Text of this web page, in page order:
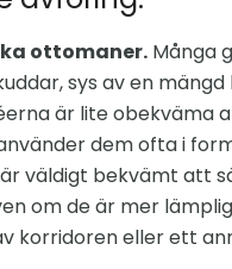
ottomaner. Många
sys av en
är lite obekväma
dem ofta i
väldigt bekvämt att
om de är mer
korridoren eller ett